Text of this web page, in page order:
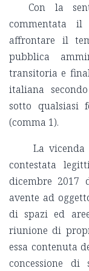
Con la
commentata
affrontare il
pubblica
transitoria e
italiana
sotto qualsiasi
(comma 1).
La
contestata
dicembre 2017
avente ad
di spazi ed
riunione di
essa contenuta
concessione